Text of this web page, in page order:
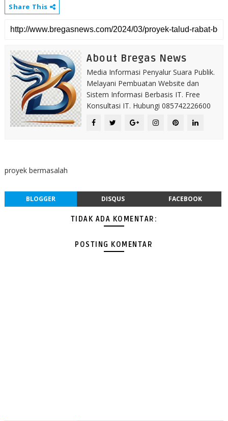
Share This
About Bregas News
Media Informasi Penyalur Suara Publik.
Melayani Pembuatan Website dan
Sistem Informasi Berbasis IT. Free
Konsultasi IT. Hubungi 085742226600
proyek bermasalah
BLOGGER DISQUS FACEBOOK
TIDAK ADA KOMENTAR:
POSTING KOMENTAR